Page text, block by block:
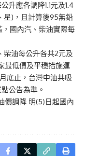
升應各調降1.1元及1.4
星)，且計算後95無鉛
國內汽、柴油實際每
柴油每公升各共2元及
最低價及平穩措施運
底止，台灣中油共吸
公告為準。
價調降 明(5)日起國內